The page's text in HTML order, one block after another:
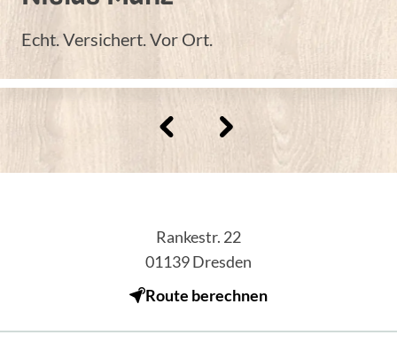
Echt. Versichert. Vor Ort.
Rankestr. 22
01139Dresden
Route berechnen